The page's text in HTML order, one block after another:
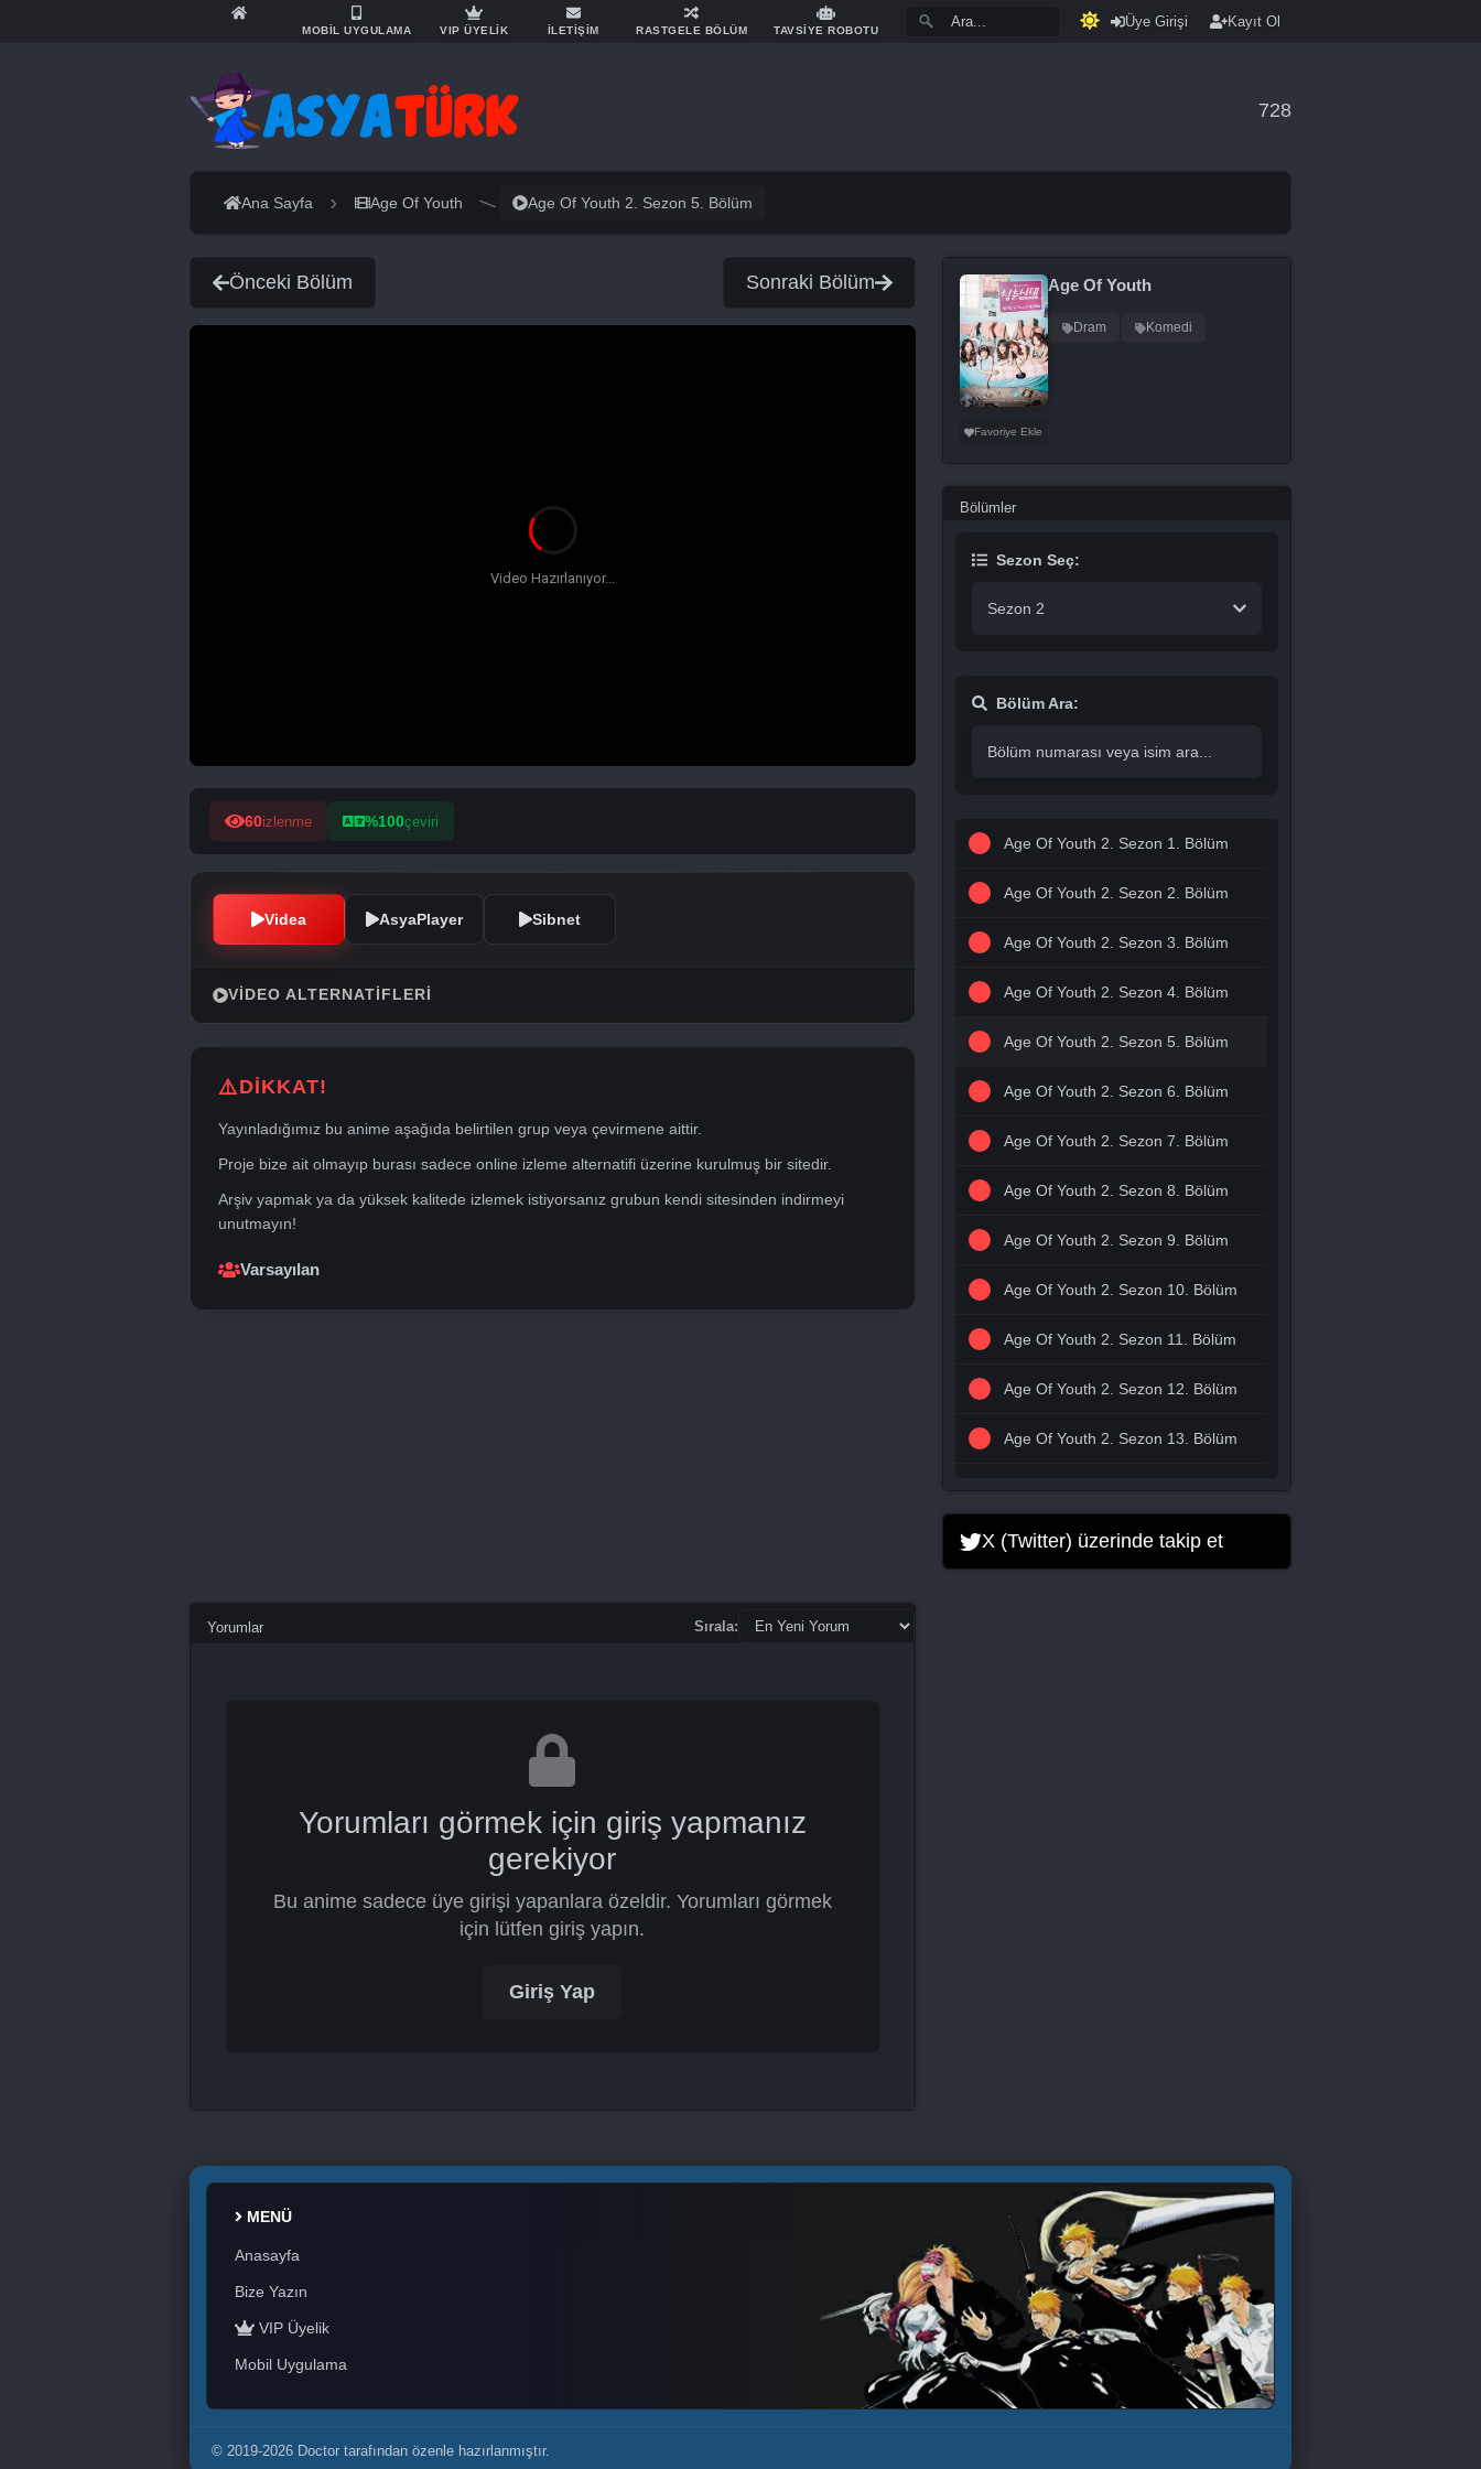
MOBİL UYGULAMA VIP ÜYELİK İLETİŞİM RASTGELE BÖLÜM TAVSİYE ROBOTU
Üye Girişi Kayıt Ol
728
Ana Sayfa Age Of Youth Age Of Youth 2. Sezon 5. Bölüm
Önceki Bölüm Sonraki Bölüm
60izlenme %100çeviri
Videa AsyaPlayer Sibnet
VIDEO ALTERNATIFLERI
DİKKAT!
Yayınladığımız bu anime aşağıda belirtilen grup veya çevirmene aittir.
Proje bize ait olmayıp burası sadece online izleme alternatifi üzerine kurulmuş bir sitedir.
Arşiv yapmak ya da yüksek kalitede izlemek istiyorsanız grubun kendi sitesinden indirmeyi
unutmayın!
Varsayılan
Favoriye Ekle
Age Of Youth
Dram Komedi
Bölümler
Sezon Seç:
Sezon 2
Bölüm Ara:
Age Of Youth 2. Sezon 1. Bölüm
Age Of Youth 2. Sezon 2. Bölüm
Age Of Youth 2. Sezon 3. Bölüm
Age Of Youth 2. Sezon 4. Bölüm
Age Of Youth 2. Sezon 5. Bölüm
Age Of Youth 2. Sezon 6. Bölüm
Age Of Youth 2. Sezon 7. Bölüm
Age Of Youth 2. Sezon 8. Bölüm
Age Of Youth 2. Sezon 9. Bölüm
Age Of Youth 2. Sezon 10. Bölüm
Age Of Youth 2. Sezon 11. Bölüm
Age Of Youth 2. Sezon 12. Bölüm
Age Of Youth 2. Sezon 13. Bölüm
Final
X (Twitter) üzerinde takip et
Yorumlar Sırala:
Yorumları görmek için giriş yapmanız
gerekiyor
Bu anime sadece üye girişi yapanlara özeldir. Yorumları görmek
için lütfen giriş yapın.
Giriş Yap
MENÜ
Anasayfa
Bize Yazın
VIP Üyelik
Mobil Uygulama
© 2019-2026 Doctor tarafından özenle hazırlanmıştır.